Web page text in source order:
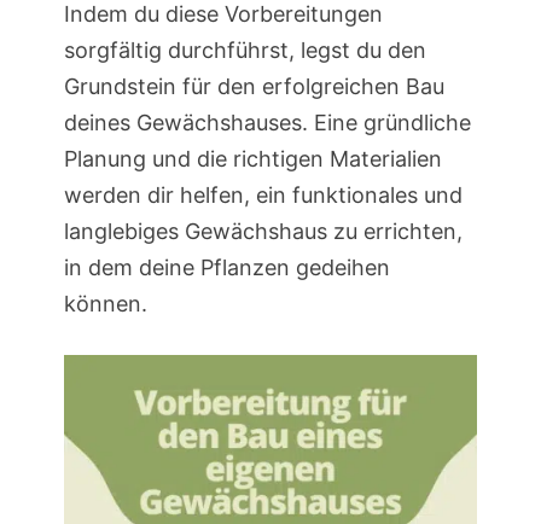
Indem du diese Vorbereitungen
sorgfältig durchführst, legst du den
Grundstein für den erfolgreichen Bau
deines Gewächshauses. Eine gründliche
Planung und die richtigen Materialien
werden dir helfen, ein funktionales und
langlebiges Gewächshaus zu errichten,
in dem deine Pflanzen gedeihen
können.